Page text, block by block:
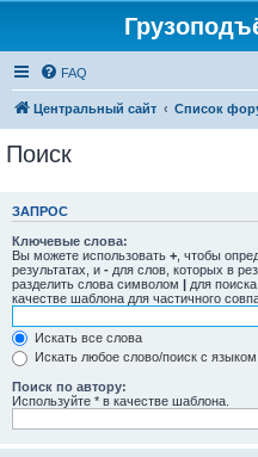
FAQ
Центральный сайт Список
Поиск
ЗАПРОС
Ключевые слова:
Вы можете использовать + , чтобы
результатах, и - для слов, которых в
разделить слова символом | для
качестве шаблона для частичного
Искать все слова
Искать любое слово/поиск с
Поиск по автору:
Используйте * в качестве шаблона.